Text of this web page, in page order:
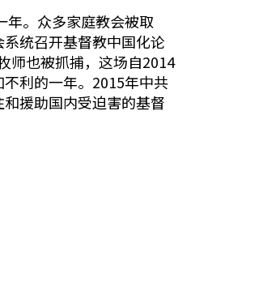
。众多家庭教会被取
统召开基督教中国化论
师也被抓捕，这场自2014
利的一年。2015年中共
援助国内受迫害的基督